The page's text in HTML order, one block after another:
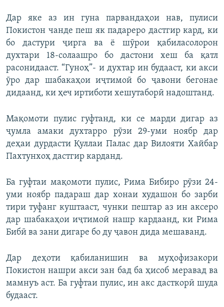
Дар яке аз ин гуна парвандаҳои нав, пулиси
Покистон чанде пеш як падареро дастгир кард, ки
бо дастури ҷирга ва ё шӯрои қабиласолорон
духтари 18-солаашро бо дастони хеш ба қатл
расонидааст. “Гуноҳ”- и духтар ин будааст, ки акси
ӯро дар шабакаҳои иҷтимоӣ бо ҷавони бегонае
дидаанд, ки ҳеч иртиботи хешутаборӣ надоштанд.
Мақомоти пулис гуфтанд, ки се марди дигар аз
ҷумла амаки духтарро рӯзи 29-уми ноябр дар
деҳаи дурдасти Қуллаи Палас дар Вилояти Хайбар
Пахтунхоҳ дастгир карданд.
Ба гуфтаи мақомоти пулис, Рима Бибиро рӯзи 24-
уми ноябр падараш дар хонаи худашон бо зарби
тири туфанг куштааст, чунки пештар аз ин аксеро
дар шабакаҳои иҷтимоӣ нашр кардаанд, ки Рима
Бибӣ ва зани дигаре бо ду ҷавон дида мешаванд.
Дар деҳоти қабиланишин ва муҳофизакори
Покистон нашри акси зан бад ба ҳисоб меравад ва
мамнуъ аст. Ба гуфтаи пулис, ин акс дасткорӣ шуда
будааст.